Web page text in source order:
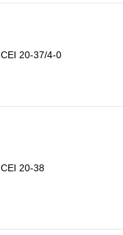
CEI 20-37/4-0
CEI 20-38